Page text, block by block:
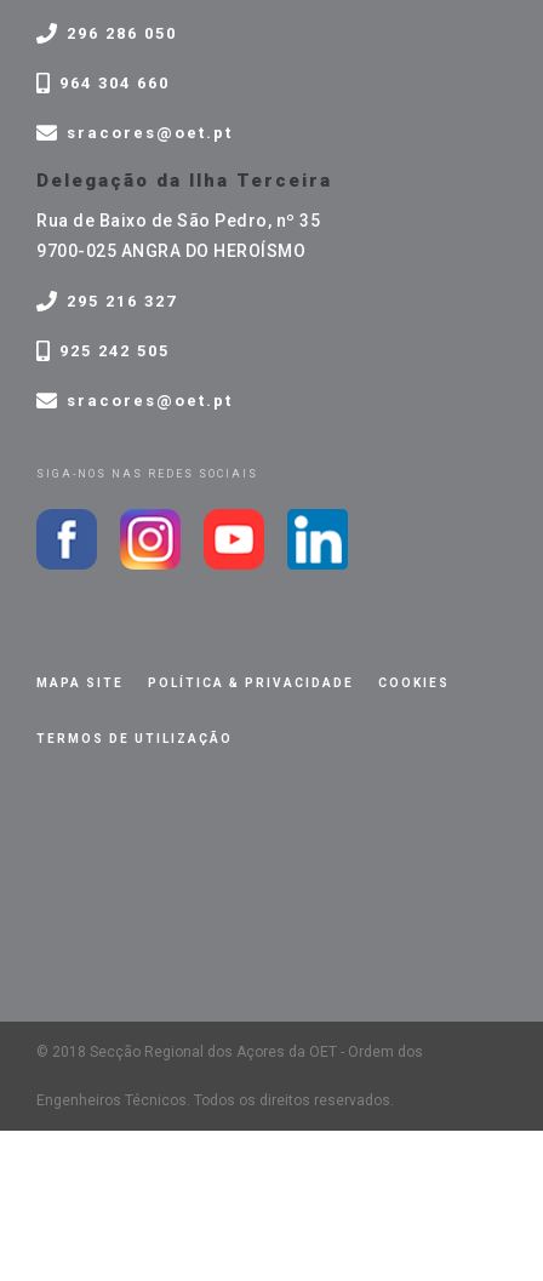
296 286 050
964 304 660
sracores@oet.pt
Delegação da Ilha Terceira
Rua de Baixo de São Pedro, nº 35
9700-025 ANGRA DO HEROÍSMO
295 216 327
925 242 505
sracores@oet.pt
SIGA-NOS NAS REDES SOCIAIS
MAPA SITE POLÍTICA & PRIVACIDADE COOKIES
TERMOS DE UTILIZAÇÃO
© 2018 Secção Regional dos Açores da OET - Ordem dos
Engenheiros Técnicos. Todos os direitos reservados.